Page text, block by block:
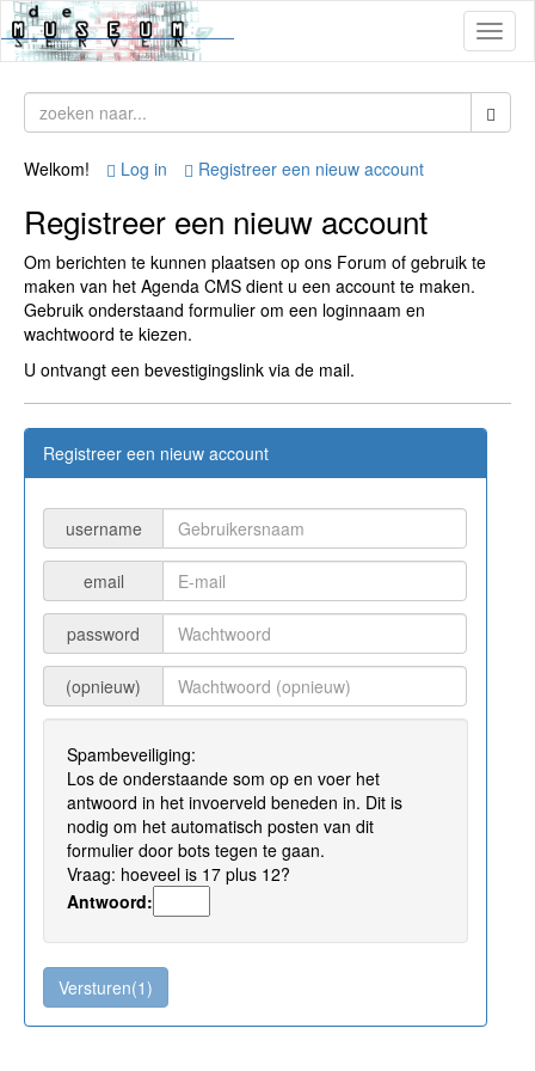
Welkom! Log in Registreer een nieuw account
Registreer een nieuw account
Om berichten te kunnen plaatsen op ons Forum of gebruik te
maken van het Agenda CMS dient u een account te maken.
Gebruik onderstaand formulier om een loginnaam en
wachtwoord te kiezen.
U ontvangt een bevestigingslink via de mail.
Registreer een nieuw account
username
email
password
(opnieuw)
Spambeveiliging:
Los de onderstaande som op en voer het
antwoord in het invoerveld beneden in. Dit is
nodig om het automatisch posten van dit
formulier door bots tegen te gaan.
Vraag: hoeveel is 17 plus 12?
Antwoord: